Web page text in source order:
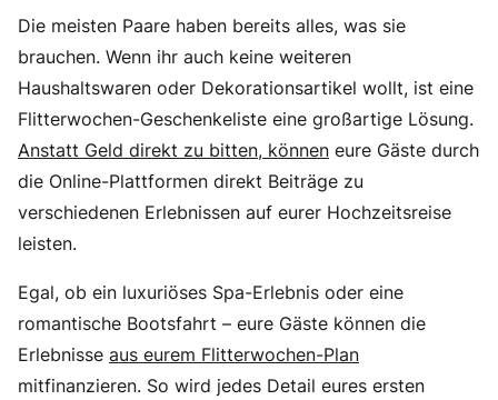
Die meisten Paare haben bereits alles, was sie
brauchen. Wenn ihr auch keine weiteren
Haushaltswaren oder Dekorationsartikel wollt, ist eine
Flitterwochen-Geschenkeliste eine großartige Lösung.
Anstatt Geld direkt zu bitten, können eure Gäste durch
die Online-Plattformen direkt Beiträge zu
verschiedenen Erlebnissen auf eurer Hochzeitsreise
leisten.
Egal, ob ein luxuriöses Spa-Erlebnis oder eine
romantische Bootsfahrt – eure Gäste können die
Erlebnisse aus eurem Flitterwochen-Plan
mitfinanzieren. So wird jedes Detail eures ersten